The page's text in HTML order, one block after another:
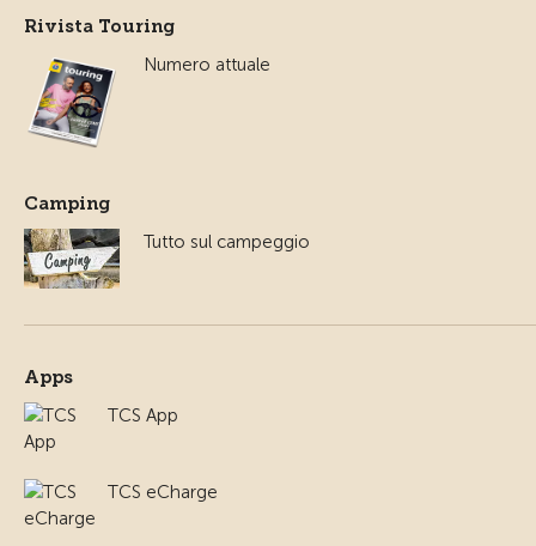
Rivista Touring
Numero attuale
Camping
Tutto sul campeggio
Apps
TCS App
TCS eCharge